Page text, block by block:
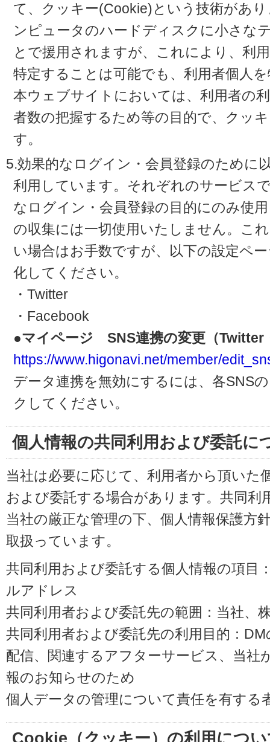
て、クッキー(Cookie)という技術があ
ンピュータのハードディスクに小さな
とで援用されますが、これにより、利
特定することは可能でも、利用者個人
本ウェブサイトにおいては、利用者の
者数の把握するため等の目的で、クッ
す。
5.効果的なログイン・会員登録のために
利用しています。それぞれのサービス
なログイン・会員登録の目的にのみ使
の収集には一切使用いたしません。こ
い場合はお手数ですが、以下の設定ペ
化してください。
・Twitter
・Facebook
●マイページ SNS連携の変更（Twitter
https://www.higonavi.net/member/
データ連携を無効にするには、各SNS
クしてください。
個人情報の共同利用および委託に
当社は必要に応じて、利用者から頂いた
および委託する場合があります。共同利
当社の厳正な管理の下、個人情報保護方
取扱っています。
共同利用および委託する個人情報の項目
ルアドレス
共同利用者および委託先の範囲：当社、
共同利用者および委託先の利用目的：
配信、関連するアフターサービス、当社
報のお知らせのため
個人データの管理について責任を有する
Cookie（クッキー）の利用につ